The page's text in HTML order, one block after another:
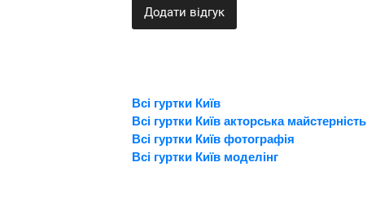
Додати відгук
Всі гуртки Київ
Всі гуртки Київ акторська майстерність
Всі гуртки Київ фотографія
Всі гуртки Київ моделінг